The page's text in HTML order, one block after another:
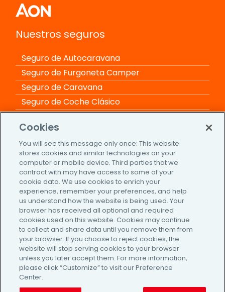
Nuestros seguros
Seguro de Autocaravana
Seguro de Furgoneta Camper
Seguro de Caravana
Seguro de Coche Clásico
Seguro de Moto Clásica
Seguro de Coche
Seguro de Moto
Seguro de Furgoneta
Información adicional
Cómo funciona
Blog de Seguro por Meses
Contacto
Aviso Legal
Política de Privacidad
Política de cookies
Cookies
You will see this message only once: This website
stores cookies and similar technologies on your
computer or mobile device. Third parties that we
contract with may have access to some of your
cookie data. We use cookies to enrich your
experience, remember your preferences, and help
us understand how the website is being used. Your
browser has received all optional and required
cookies used on this website. Cookies may continue
to collect and share data until you remove them from
your browser. If you choose to reject cookies, the
website will stop serving cookies to your browser
unless you later accept them. For more information,
please click “Customize” to visit our Preference
Center.